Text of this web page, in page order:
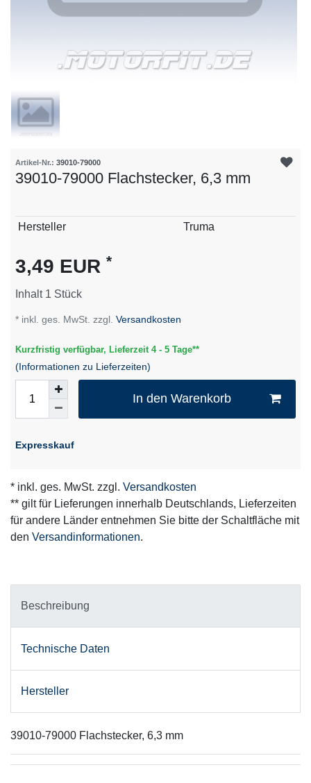
Artikel-Nr.: 39010-79000
39010-79000 Flachstecker, 6,3 mm
Technisches
Wert
Hersteller Truma
3,49 EUR *
Inhalt 1 Stück
* inkl. ges. MwSt. zzgl. Versandkosten
Kurzfristig verfügbar, Lieferzeit 4 - 5 Tage**
(Informationen zu Lieferzeiten)
In den Warenkorb
Expresskauf
* inkl. ges. MwSt. zzgl. Versandkosten
** gilt für Lieferungen innerhalb Deutschlands, Lieferzeiten
für andere Länder entnehmen Sie bitte der Schaltfläche mit
den Versandinformationen.
Beschreibung
Technische Daten
Hersteller
39010-79000 Flachstecker, 6,3 mm